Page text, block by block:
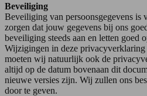
Beveiliging
Beveiliging van persoonsgegevens is
zorgen dat jouw gegevens bij ons
beveiliging steeds aan en letten goed
Wijzigingen in deze
moeten wij natuurlijk ook de
altijd op de datum bovenaan dit
nieuwe versies zijn. Wij zullen ons
door te geven.